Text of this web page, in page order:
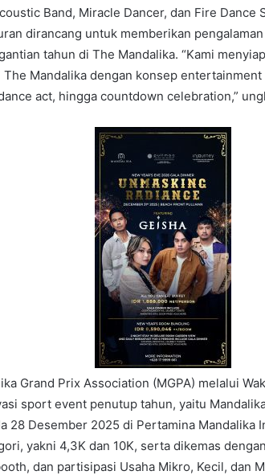
Band, Miracle Dancer, dan Fire Dance
dirancang untuk memberikan
tahun di The Mandalika. “Kami
Mandalika dengan konsep
act, hingga countdown celebration,”
Grand Prix Association (MGPA) melalui
sport event penutup tahun, yaitu
28 Desember 2025 di Pertamina Mandalika
yakni 4,3K dan 10K, serta dikemas
dan partisipasi Usaha Mikro, Kecil, dan